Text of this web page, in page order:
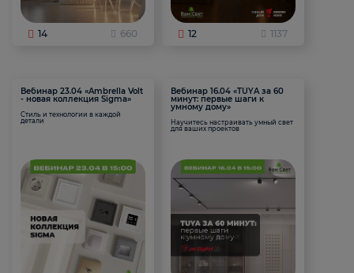
14 660 12 1137
Вебинар 23.04 «Ambrella Volt
- новая коллекция Sigma»
Стиль и технологии в каждой
детали
Вебинар 16.04 «TUYA за 60
минут: первые шаги к
умному дому»
Научитесь настраивать умный свет
для ваших проектов